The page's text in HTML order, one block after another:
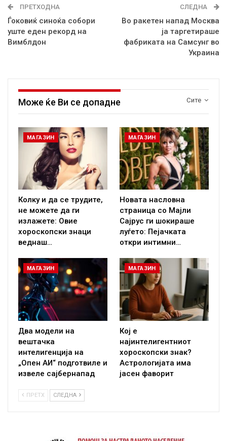
ПРЕТХОДНА
Ѓоковиќ синоќа собори
уште еден рекорд на
Вимблдон
СЛЕДНА
Во ракетен напад Москва
ја таргетираше
фабриката на Самсунг во
Украина
Сите
Може ќе Ви се допадне
МАГАЗИН
Колку и да се трудите,
не можете да ги
излажете: Овие
хороскопски знаци
веднаш…
МАГАЗИН
Новата насловна
страница со Мајли
Сајрус ги шокираше
луѓето: Пејачката
откри интимни…
МАГАЗИН
Два модели на
вештачка
интелигенција на
„Опен АИ“ подготвиле и
извеле сајбернапад
МАГАЗИН
Кој е
најинтелигентниот
хороскопски знак?
Астрологијата има
јасен фаворит
ПРЕТХ СЛЕДНА